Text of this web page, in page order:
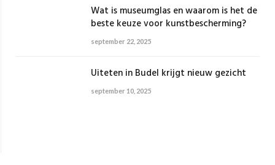
Wat is museumglas en waarom is het de
beste keuze voor kunstbescherming?
september 22, 2025
Uiteten in Budel krijgt nieuw gezicht
september 10, 2025